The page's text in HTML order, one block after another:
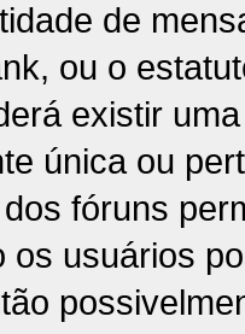
de
ou o
existir
única ou
fóruns
os usuários